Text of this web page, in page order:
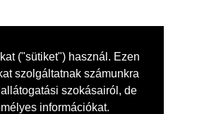
("sütiket") használ. Ezen
szolgáltatnak számunkra
szokásairól, de
információkat.
S C P
1
5 6 7 8